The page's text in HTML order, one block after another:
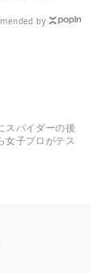
by
スパイダーの後
子プロがテス